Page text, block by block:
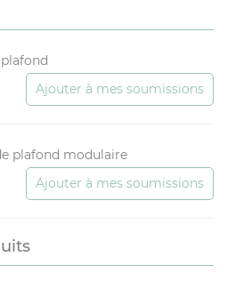
Ajouter à mes soumissions
plafond modulaire
Ajouter à mes soumissions